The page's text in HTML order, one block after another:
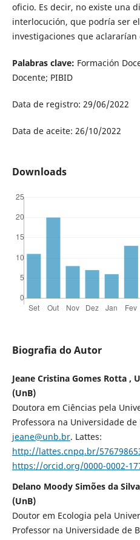
oficio. Es decir, no existe una
interlocución, que podría ser
investigaciones que aclararían
Palabras clave: Formación
Docente; PIBID
Data de registro: 29/06/2022
Data de aceite: 26/10/2022
Downloads
Biografia do Autor
Jeane Cristina Gomes Rotta ,
(UnB)
Doutora em Ciências pela
Professora na Universidade
jeane@unb.br. Lattes:
http://lattes.cnpq.br/
https://orcid.org/0000-0002-
Delano Moody Simões da
(UnB)
Doutor em Ecologia pela
Professor na Universidade de